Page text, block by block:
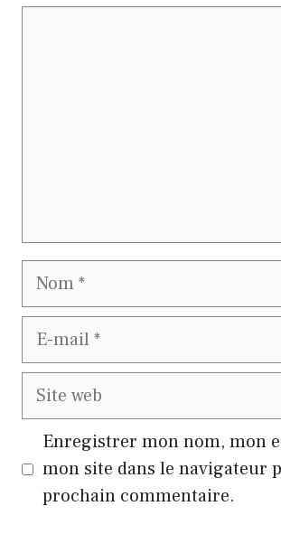
Nom
E-
Site
Enregistrer mon nom, mon
mon site dans le navigateur
prochain commentaire.